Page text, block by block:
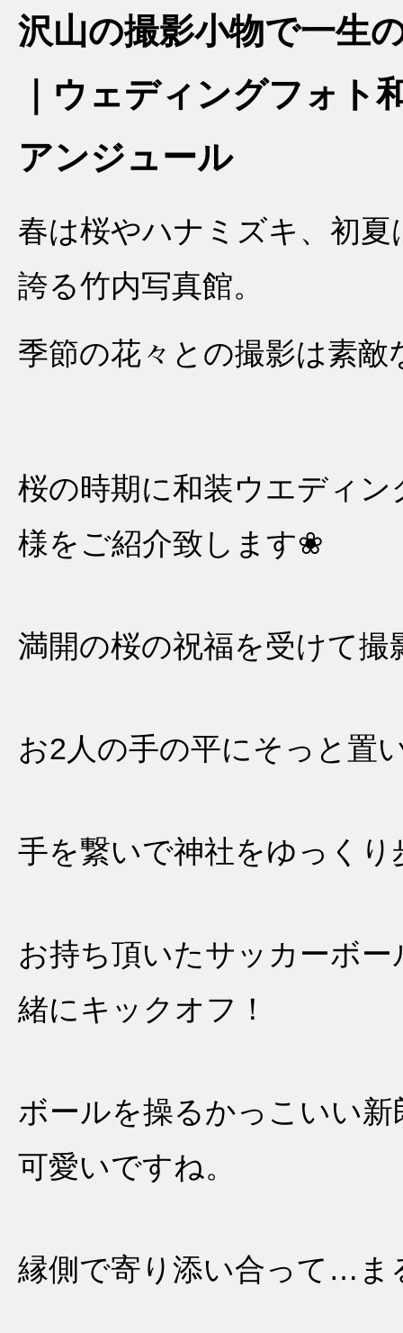
沢山の撮影小物で一生
｜ウェディングフォト
アンジュール
春は桜やハナミズキ、初
誇る竹内写真館。
季節の花々との撮影は素
桜の時期に和装ウエディ
様をご紹介致します❀
満開の桜の祝福を受けて撮
お2人の手の平にそっと置
手を繋いで神社をゆっく
お持ち頂いたサッカーボ
緒にキックオフ！
ボールを操るかっこいい
可愛いですね。
縁側で寄り添い合って…ま